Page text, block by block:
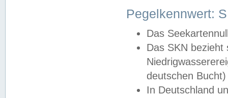
Pegelkennwert:
Das
Das SKN
deutschen
In Deutschland